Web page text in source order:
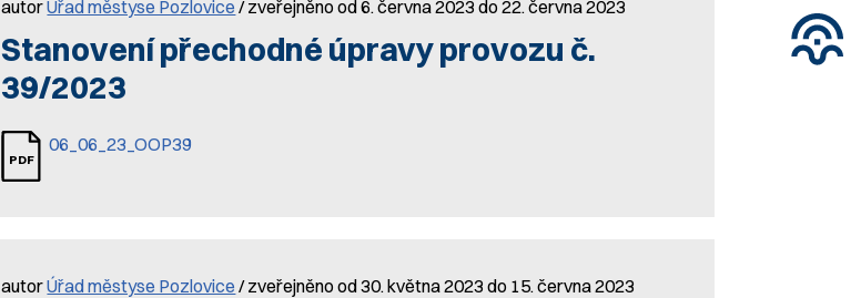
autorÚřad městyse Pozlovice / zveřejněno od 6. června 2023 do 22. června 2023
Stanovení přechodné úpravy provozu č.
39/2023
06_06_23_OOP39
autorÚřad městyse Pozlovice / zveřejněno od 30. května 2023 do 15. června 2023